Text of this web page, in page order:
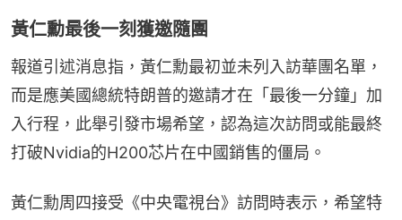
黃仁勳最後一刻獲邀隨團
報道引述消息指，黃仁勳最初並未列入訪華團名單，
而是應美國總統特朗普的邀請才在「最後一分鐘」加
入行程，此舉引發市場希望，認為這次訪問或能最終
打破Nvidia的H200芯片在中國銷售的僵局。
黃仁勳周四接受《中央電視台》訪問時表示，希望特